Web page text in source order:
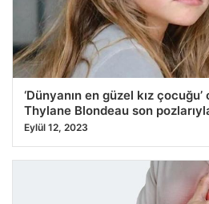
‘Dünyanın en güzel kız
Thylane Blondeau son
Eylül 12, 2023